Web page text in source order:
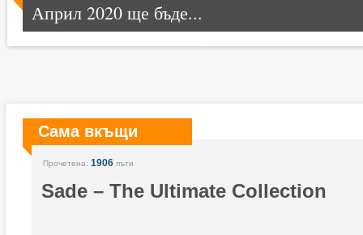
Април 2020 ще бъде...
Сама вкъщи
Прочетена: 1906 пъти
Sade – The Ultimate Collection